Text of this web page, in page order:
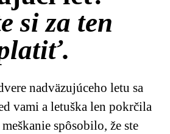
si za ten
nadväzujúceho letu sa
vami a letuška len pokrčila
spôsobilo, že ste